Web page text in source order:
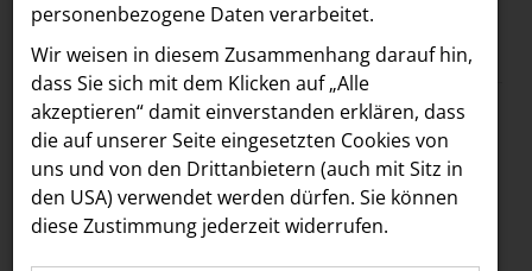
MELDUNGEN
LOEBELL NORDBERG
INNER
aehre
Astoria Artshow
B/S/H Hausgeräte
Meldungen / Österreichische Post AG
Text Bilder Videos
08.08.2025
Post x BIBIZA:
Österreichische Post
personenbezogene Daten verarbeitet.
Wir weisen in diesem Zusammenhang darauf hin,
dass Sie sich mit dem Klicken auf „Alle
akzeptieren“ damit ein­ver­standen erklären, dass
die auf unserer Seite eingesetzten Cookies von
uns und von den Drittanbietern (auch mit Sitz in
den USA) verwendet werden dürfen. Sie können
diese Zustimmung jederzeit widerrufen.